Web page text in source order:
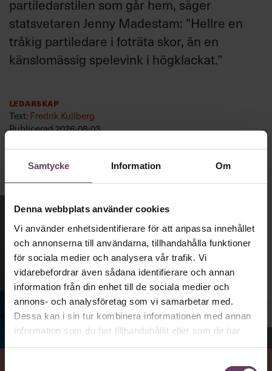
Samtycke Information Om
Denna webbplats använder cookies
Vi använder enhetsidentifierare för att anpassa innehållet
och annonserna till användarna, tillhandahålla funktioner
för sociala medier och analysera vår trafik. Vi
vidarebefordrar även sådana identifierare och annan
information från din enhet till de sociala medier och
annons- och analysföretag som vi samarbetar med.
Dessa kan i sin tur kombinera informationen med annan
information som du har tillhandahållit eller som de har
känslomässig spelevink i högklackat.”
Ledarskap
Jenny Madestam, docent i statsvetenskap.